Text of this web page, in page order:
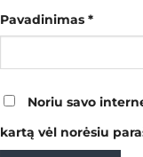
Pavadinimas *
Noriu savo
kartą vėl norėsiu